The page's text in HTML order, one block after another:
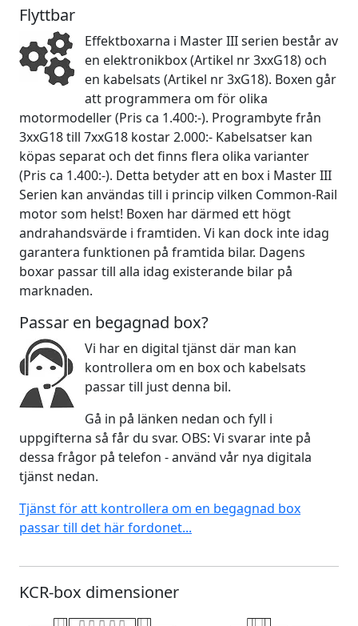
Flyttbar
Effektboxarna i Master III serien består av
en elektronikbox (Artikel nr 3xxG18) och
en kabelsats (Artikel nr 3xG18). Boxen går
att programmera om för olika
motormodeller (Pris ca 1.400:-). Programbyte från
3xxG18 till 7xxG18 kostar 2.000:- Kabelsatser kan
köpas separat och det finns flera olika varianter
(Pris ca 1.400:-). Detta betyder att en box i Master III
Serien kan användas till i princip vilken Common-Rail
motor som helst! Boxen har därmed ett högt
andrahandsvärde i framtiden. Vi kan dock inte idag
garantera funktionen på framtida bilar. Dagens
boxar passar till alla idag existerande bilar på
marknaden.
Passar en begagnad box?
Vi har en digital tjänst där man kan
kontrollera om en box och kabelsats
passar till just denna bil.
Gå in på länken nedan och fyll i
uppgifterna så får du svar. OBS: Vi svarar inte på
dessa frågor på telefon - använd vår nya digitala
tjänst nedan.
Tjänst för att kontrollera om en begagnad box
passar till det här fordonet...
KCR-box dimensioner